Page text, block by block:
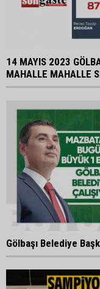
14 MAYIS 2023
MAHALLE MAHALLE
Gölbaşı Belediye